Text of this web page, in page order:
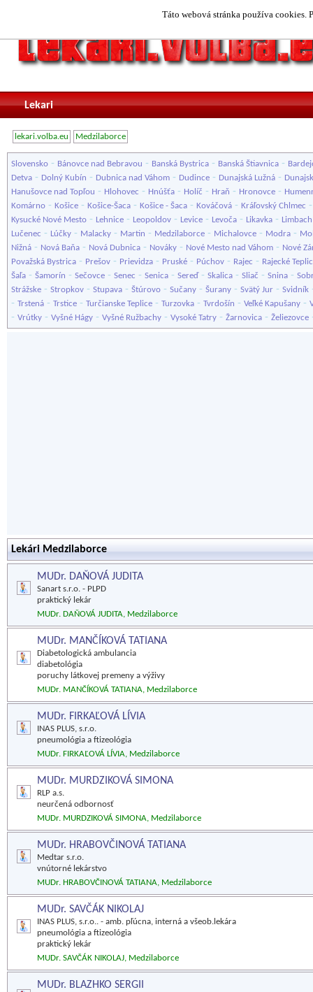
Táto webová stránka používa cookies.
Lekari
lekari.volba.eu Medzilaborce
Slovensko - Bánovce nad Bebravou - Banská Bystrica - Banská Štiavnica -
Detva - Dolný Kubín - Dubnica nad Váhom - Dudince - Dunajská Lužná -
Hanušovce nad Topľou - Hlohovec - Hnúšťa - Holíč - Hraň - Hronovce -
Komárno - Košice - Košice-Šaca - Košice - Šaca - Kováčová - Kráľovský Chlmec
Kysucké Nové Mesto - Lehnice - Leopoldov - Levice - Levoča - Likavka - Limbach
Lučenec - Lúčky - Malacky - Martin - Medzilaborce - Michalovce - Modra -
Nižná - Nová Baňa - Nová Dubnica - Nováky - Nové Mesto nad Váhom - Nové
Považská Bystrica - Prešov - Prievidza - Pruské - Púchov - Rajec - Rajecké
Šaľa - Šamorín - Sečovce - Senec - Senica - Sereď- Skalica - Sliač - Snina -
Strážske - Stropkov - Stupava - Štúrovo - Sučany - Šurany - Svätý Jur - Svidník
- Trstená - Trstice - Turčianske Teplice - Turzovka - Tvrdošín - Veľké Kapušany -
- Vrútky - Vyšné Hágy - Vyšné Ružbachy - Vysoké Tatry - Žarnovica - Želiezovce
Lekári Medzilaborce
MUDr. DAŇOVÁ JUDITA
Sanart s.r.o. - PLPD
praktický lekár
MUDr. DAŇOVÁ JUDITA, Medzilaborce
MUDr. MANČÍKOVÁ TATIANA
Diabetologická ambulancia
diabetológia
poruchy látkovej premeny a výživy
MUDr. MANČÍKOVÁ TATIANA, Medzilaborce
MUDr. FIRKAĽOVÁ LÍVIA
INAS PLUS, s.r.o.
pneumológia a ftizeológia
MUDr. FIRKAĽOVÁ LÍVIA, Medzilaborce
MUDr. MURDZIKOVÁ SIMONA
RLP a.s.
neurčená odbornosť
MUDr. MURDZIKOVÁ SIMONA, Medzilaborce
MUDr. HRABOVČINOVÁ TATIANA
Medtar s.r.o.
vnútorné lekárstvo
MUDr. HRABOVČINOVÁ TATIANA, Medzilaborce
MUDr. SAVČÁK NIKOLAJ
INAS PLUS, s.r.o.. - amb. pľúcna, interná a všeob.lekára
pneumológia a ftizeológia
praktický lekár
MUDr. SAVČÁK NIKOLAJ, Medzilaborce
MUDr. BLAZHKO SERGII